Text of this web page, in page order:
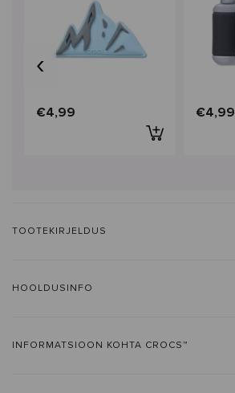
€4,99 €4,99
‹
TOOTEKIRJELDUS
HOOLDUSINFO
INFORMATSIOON KOHTA CROCS™